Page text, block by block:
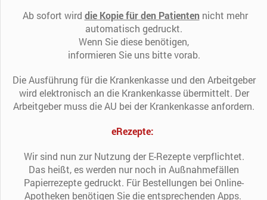
Ab sofort wird die Kopie für den Patientennicht mehr
automatisch gedruckt.
Wenn Sie diese benötigen,
informieren Sie uns bitte vorab.
Die Ausführung für die Krankenkasse und den Arbeitgeber
wird elektronisch an die Krankenkasse übermittelt. Der
Arbeitgeber muss die AU bei der Krankenkasse anfordern.
eRezepte:
Wir sind nun zur Nutzung der E-Rezepte verpflichtet.
Das heißt, es werden nur noch in Außnahmefällen
Papierrezepte gedruckt. Für Bestellungen bei Online-
Apotheken benötigen Sie die entsprechenden Apps.